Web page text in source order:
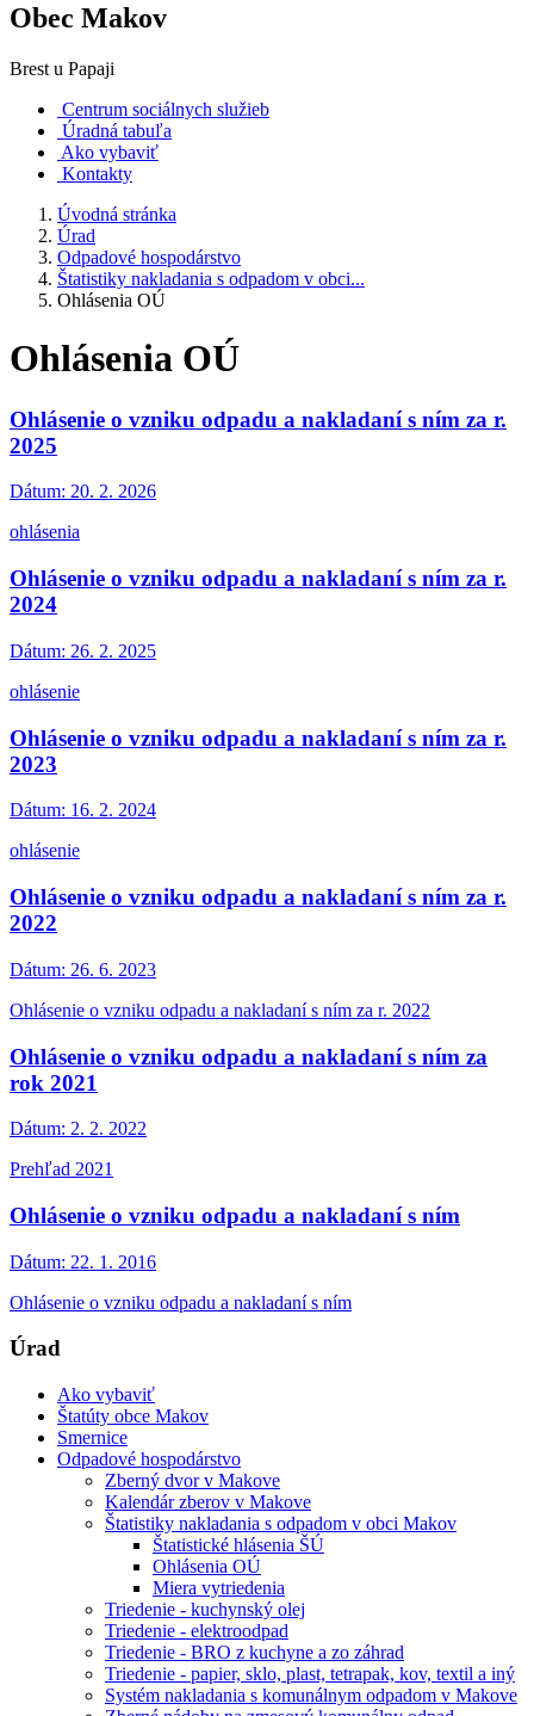
Obec Makov
Brest u Papaji
Centrum sociálnych služieb
Úradná tabuľa
Ako vybaviť
Kontakty
Úvodná stránka
Úrad
Odpadové hospodárstvo
Štatistiky nakladania s odpadom v obci...
Ohlásenia OÚ
Ohlásenia OÚ
Ohlásenie o vzniku odpadu a nakladaní s ním za r.
2025
Dátum: 20. 2. 2026
ohlásenia
Ohlásenie o vzniku odpadu a nakladaní s ním za r.
2024
Dátum: 26. 2. 2025
ohlásenie
Ohlásenie o vzniku odpadu a nakladaní s ním za r.
2023
Dátum: 16. 2. 2024
ohlásenie
Ohlásenie o vzniku odpadu a nakladaní s ním za r.
2022
Dátum: 26. 6. 2023
Ohlásenie o vzniku odpadu a nakladaní s ním za r. 2022
Ohlásenie o vzniku odpadu a nakladaní s ním za
rok 2021
Dátum: 2. 2. 2022
Prehľad 2021
Ohlásenie o vzniku odpadu a nakladaní s ním
Dátum: 22. 1. 2016
Ohlásenie o vzniku odpadu a nakladaní s ním
Úrad
Ako vybaviť
Štatúty obce Makov
Smernice
Odpadové hospodárstvo
Zberný dvor v Makove
Kalendár zberov v Makove
Štatistiky nakladania s odpadom v obci Makov
Štatistické hlásenia ŠÚ
Ohlásenia OÚ
Miera vytriedenia
Triedenie - kuchynský olej
Triedenie - elektroodpad
Triedenie - BRO z kuchyne a zo záhrad
Triedenie - papier, sklo, plast, tetrapak, kov, textil a iný
Systém nakladania s komunálnym odpadom v Makove